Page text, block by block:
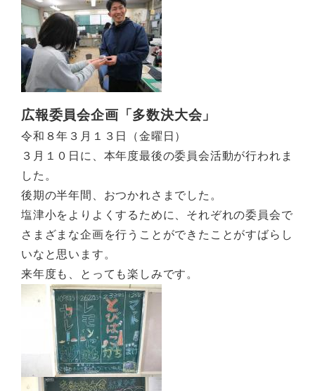
広報委員会企画「多数決大会」
令和８年３月１３日（金曜日）
３月１０日に、本年度最後の委員会活動が行われま
した。
後期の半年間、おつかれさまでした。
塩津小をよりよくするために、それぞれの委員会で
さまざまな企画を行うことができたことがすばらし
いなと思います。
来年度も、とっても楽しみです。